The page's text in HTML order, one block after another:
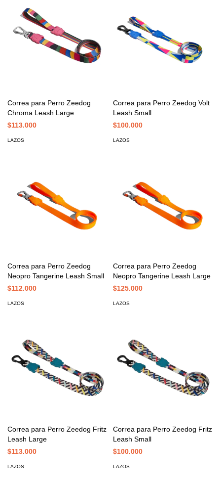
Correa para Perro Zeedog
Chroma Leash Large
$113.000
LAZOS
Correa para Perro Zeedog Volt
Leash Small
$100.000
LAZOS
Correa para Perro Zeedog
Neopro Tangerine Leash Small
$112.000
LAZOS
Correa para Perro Zeedog
Neopro Tangerine Leash Large
$125.000
LAZOS
Correa para Perro Zeedog Fritz
Leash Large
$113.000
LAZOS
Correa para Perro Zeedog Fritz
Leash Small
$100.000
LAZOS